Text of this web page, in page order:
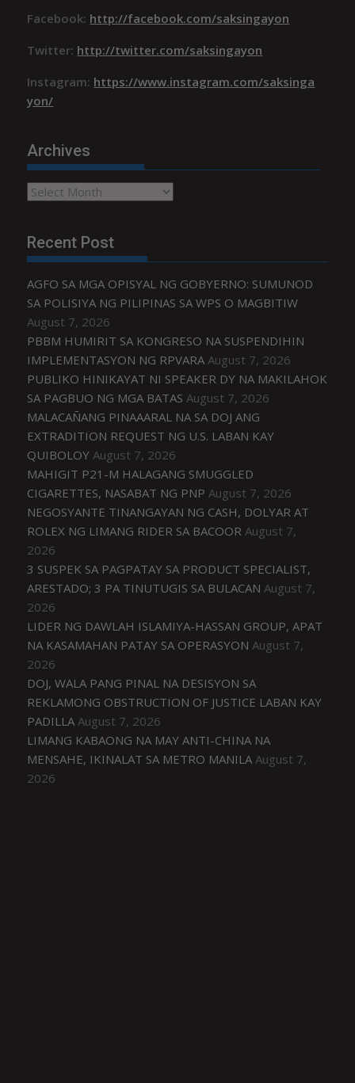
Facebook: http://facebook.com/saksingayon
Twitter: http://twitter.com/saksingayon
Instagram: https://www.instagram.com/saksinga
yon/
Archives
Archives
Recent Post
AGFO SA MGA OPISYAL NG GOBYERNO: SUMUNOD
SA POLISIYA NG PILIPINAS SA WPS O MAGBITIW
August 7, 2026
PBBM HUMIRIT SA KONGRESO NA SUSPENDIHIN
IMPLEMENTASYON NG RPVARA August 7, 2026
PUBLIKO HINIKAYAT NI SPEAKER DY NA MAKILAHOK
SA PAGBUO NG MGA BATAS August 7, 2026
MALACAÑANG PINAAARAL NA SA DOJ ANG
EXTRADITION REQUEST NG U.S. LABAN KAY
QUIBOLOY August 7, 2026
MAHIGIT P21-M HALAGANG SMUGGLED
CIGARETTES, NASABAT NG PNP August 7, 2026
NEGOSYANTE TINANGAYAN NG CASH, DOLYAR AT
ROLEX NG LIMANG RIDER SA BACOOR August 7,
2026
3 SUSPEK SA PAGPATAY SA PRODUCT SPECIALIST,
ARESTADO; 3 PA TINUTUGIS SA BULACAN August 7,
2026
LIDER NG DAWLAH ISLAMIYA-HASSAN GROUP, APAT
NA KASAMAHAN PATAY SA OPERASYON August 7,
2026
DOJ, WALA PANG PINAL NA DESISYON SA
REKLAMONG OBSTRUCTION OF JUSTICE LABAN KAY
PADILLA August 7, 2026
LIMANG KABAONG NA MAY ANTI-CHINA NA
MENSAHE, IKINALAT SA METRO MANILA August 7,
2026